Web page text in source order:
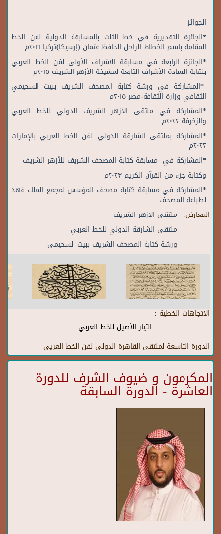
الجوائز
*الجائزة التقديرية في خط الثلث بالمسابقة الدولية لفن الخط
المقامة باسم الخطاط الراحل الحافظ عثمان (إرسيكا)تركيا ٢٠١٦م
*الجائزة الرابعة في مسابقة الأشراف الأولى لفن الخط العربي
بنقابة السادة الأشراف التابعة لمشيخة الأزهر الشريف ٢٠١٥م
*المشاركة في ورشة كتابة المصحف الشريف ببيت السحيمي
الثقافي وزارة الثقافة-مصر ٢٠١٥م
*المشاركة في ملتقى الأزهر الشريف الدولي للخط العربي
والزخرفة ٢٠٢٢م
*المشاركة بملتقى الشارقة الدولي لفن الخط العربي بالإمارات
٢٠٢٢م
*المشاركة في مسابقة كتابة المصحف الشريف للأزهر الشريف
وكتابة جزء من القرآن الكريم ٢٠٢٣م
*المشاركة في مسابقة كتابة مصحف المؤسس لمجمع الملك فهد
لطباعة المصحف
المعارض: ملتقى الازهر الشريف
ملتقى الشارقة الدولي للخط العربي
ورشة كتابة المصحف الشريف ببيت السحيمي
الاتجاهات الخطية :
التيار الأصيل للخط العربي
الدورة التاسعة لملتقى القاهرة الدولى لفن الخط العريى
المكرمون و ضيوف الشرف للدورة
العاشرة - الدورة السابقة